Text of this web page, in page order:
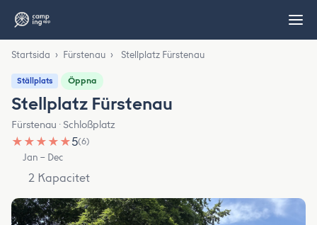
Startsida › Fürstenau › Stellplatz Fürstenau
Ställplats Öppna
Stellplatz Fürstenau
Fürstenau · Schloßplatz
★ ★ ★ ★ ★5(6)
Jan – Dec
2 Kapacitet